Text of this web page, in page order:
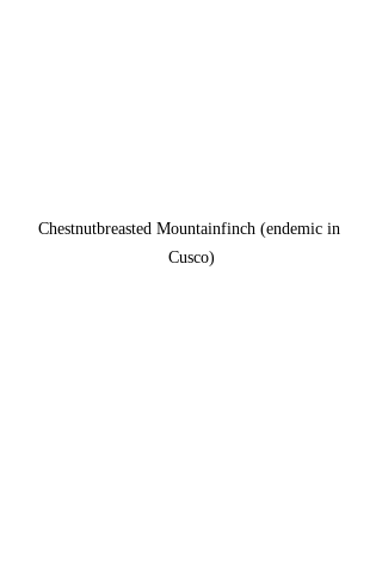
Chestnutbreasted Mountainfinch (endemic in
Cusco)